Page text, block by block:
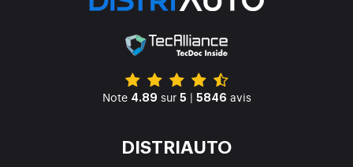
Note 4.89 sur 5 | 5846 avis
DISTRIAUTO